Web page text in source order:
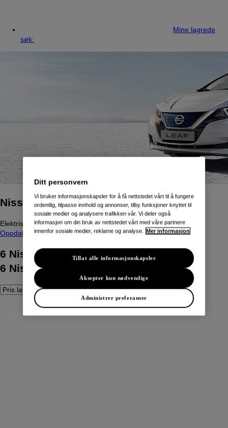
Mine lagrede
søk:
Nissan LEAF bruktbiler
Elektrisk familiebil.
Oppdater søk
6 Nissan LEAF funnet
6 Nissan LEAF funnet
Ditt personvern
Vi bruker informasjonskapsler for å få nettstedet vårt til å fungere
ordentlig, tilpasse innhold og annonser, tilby funksjoner knyttet til
sosiale medier og analysere trafikken vår. Vi deler også
informasjon om din bruk av nettstedet vårt med våre partnere
innenfor sosiale medier, reklame og analyse. Mer informasjon
Administrer preferanser
Aksepter kun nødvendige
Tillat alle informasjonskapsler